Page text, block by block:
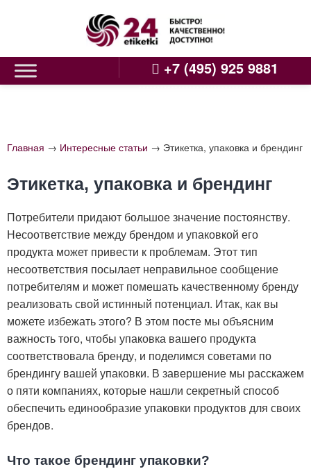
+7 (495) 925 9881
Главная → Интересные статьи → Этикетка, упаковка и брендинг
Этикетка, упаковка и брендинг
Потребители придают большое значение постоянству.
Несоответствие между брендом и упаковкой его
продукта может привести к проблемам. Этот тип
несоответствия посылает неправильное сообщение
потребителям и может помешать качественному бренду
реализовать свой истинный потенциал. Итак, как вы
можете избежать этого? В этом посте мы объясним
важность того, чтобы упаковка вашего продукта
соответствовала бренду, и поделимся советами по
брендингу вашей упаковки. В завершение мы расскажем
о пяти компаниях, которые нашли секретный способ
обеспечить единообразие упаковки продуктов для своих
брендов.
Что такое брендинг упаковки?